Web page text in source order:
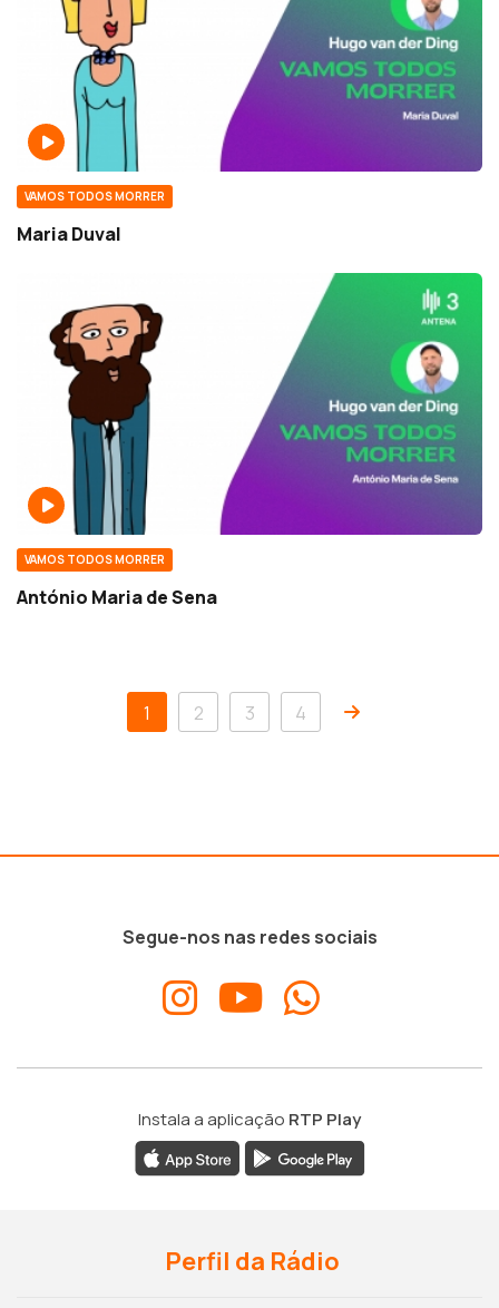
VAMOS TODOS MORRER
Maria Duval
VAMOS TODOS MORRER
António Maria de Sena
1 2 3 4
Segue-nos nas redes sociais
Instala a aplicação RTP Play
Perfil da Rádio